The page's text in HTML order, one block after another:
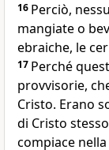
16 Perciò,
mangiate o
ebraiche, le
17 Perché
provvisorie,
Cristo. Erano
di Cristo
compiace